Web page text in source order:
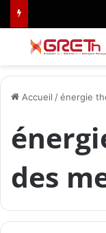
Accueil /énergie
des